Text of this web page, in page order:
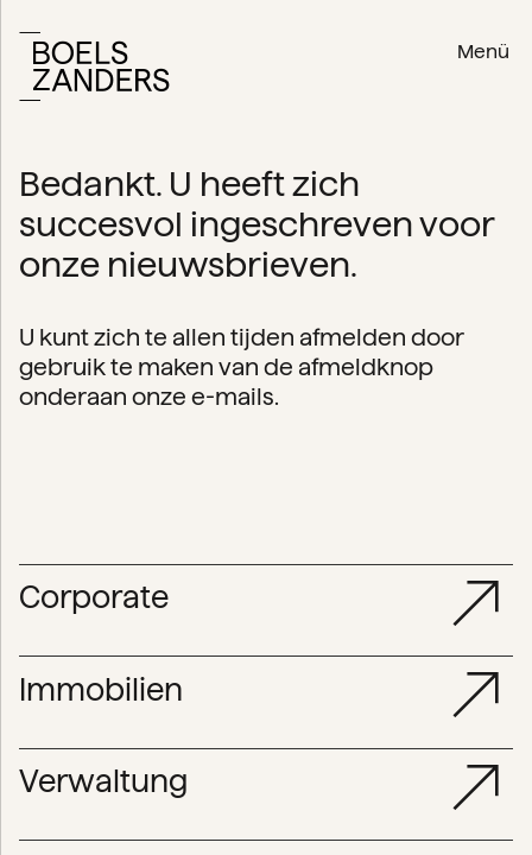
Menü
Bedankt. U heeft zich
succesvol ingeschreven voor
onze nieuwsbrieven.
U kunt zich te allen tijden afmelden door
gebruik te maken van de afmeldknop
onderaan onze e-mails.
Corporate
Immobilien
Verwaltung